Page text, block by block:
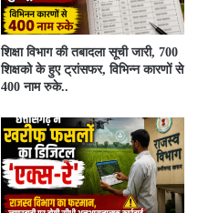
शिक्षा विभाग की तबादला सूची जारी, 700
शिक्षको के हुए ट्रांसफर, विभिन्न कारणों से
400 नाम रुके..